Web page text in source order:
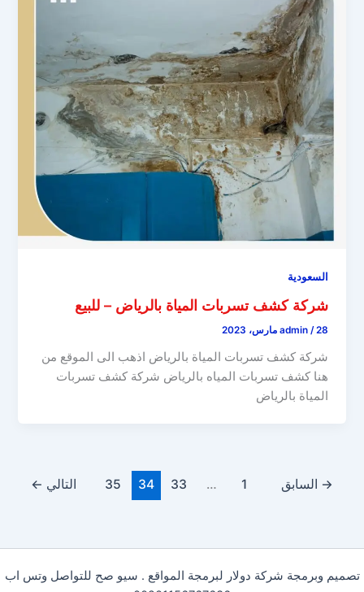
السعودية
شركة كشف تسربات المياة بالرياض – للبيع
admin /28 مارس، 2023
شركة كشف تسربات المياة بالرياض اذهب الى الموقع من
هنا كشف تسربات المياه بالرياض شركة كشف تسربات
المياة بالرياض
→ السابق 1
…
33
34
35 التالي ←
تصميم وبرمجة شركة دولار لبرمجة المواقع . سيو صح للتواصل وتس اب